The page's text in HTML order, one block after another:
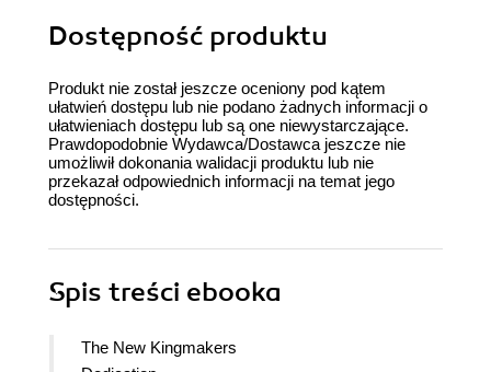
Dostępność produktu
Produkt nie został jeszcze oceniony pod kątem
ułatwień dostępu lub nie podano żadnych informacji o
ułatwieniach dostępu lub są one niewystarczające.
Prawdopodobnie Wydawca/Dostawca jeszcze nie
umożliwił dokonania walidacji produktu lub nie
przekazał odpowiednich informacji na temat jego
dostępności.
Spis treści ebooka
The New Kingmakers